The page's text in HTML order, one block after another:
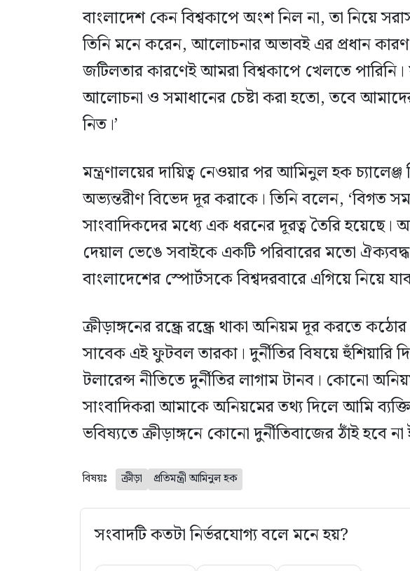
বাংলাদেশ কেন বিশ্বকাপে অংশ নিল না, তা নিয়ে
তিনি মনে করেন, আলোচনার অভাবই এর প্রধান
জটিলতার কারণেই আমরা বিশ্বকাপে খেলতে
আলোচনা ও সমাধানের চেষ্টা করা হতো, তবে
নিত।’
মন্ত্রণালয়ের দায়িত্ব নেওয়ার পর আমিনুল হক চ্যালেঞ্জ
অভ্যন্তরীণ বিভেদ দূর করাকে। তিনি বলেন, ‘বিগত
সাংবাদিকদের মধ্যে এক ধরনের দূরত্ব তৈরি
দেয়াল ভেঙে সবাইকে একটি পরিবারের মতো
বাংলাদেশের স্পোর্টসকে বিশ্বদরবারে এগিয়ে নিয়ে
ক্রীড়াঙ্গনের রন্ধ্রে রন্ধ্রে থাকা অনিয়ম দূর করতে
সাবেক এই ফুটবল তারকা। দুর্নীতির বিষয়ে হুঁশিয়ারি
টলারেন্স নীতিতে দুর্নীতির লাগাম টানব। কোনো
সাংবাদিকরা আমাকে অনিয়মের তথ্য দিলে আমি
ভবিষ্যতে ক্রীড়াঙ্গনে কোনো দুর্নীতিবাজের ঠাঁই হবে না
বিষয়ঃ ক্রীড়া প্রতিমন্ত্রী আমিনুল হক
সংবাদটি কতটা নির্ভরযোগ্য বলে মনে হয়?